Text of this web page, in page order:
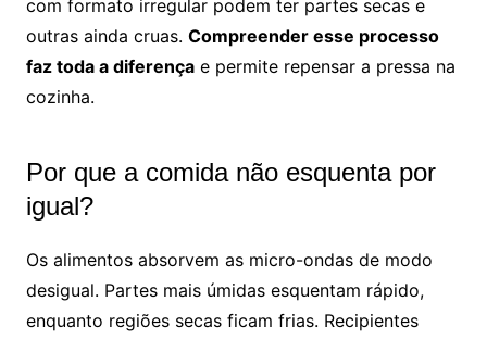
com formato irregular podem ter partes secas e
outras ainda cruas. Compreender esse processo
faz toda a diferençae permite repensar a pressa na
cozinha.
Por que a comida não esquenta por
igual?
Os alimentos absorvem as micro-ondas de modo
desigual. Partes mais úmidas esquentam rápido,
enquanto regiões secas ficam frias. Recipientes